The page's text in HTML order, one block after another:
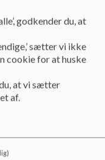
højt fagligt niveau i
fravær.
af
fokus på følgende.
godkender du, at
sætter vi ikke
cookie for at huske
at vi sætter
af.